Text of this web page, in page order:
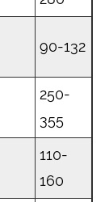
90-132
250-
355
110-
160